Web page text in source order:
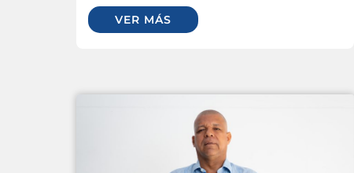
VER MÁS